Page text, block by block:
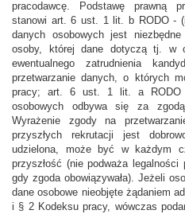
pracodawcę. Podstawę prawną
stanowi art. 6 ust. 1 lit. b RODO -
danych osobowych jest
osoby, której dane dotyczą tj. w
ewentualnego zatrudnienia
przetwarzanie danych, o których
pracy; art. 6 ust. 1 lit. a RODO
osobowych odbywa się za
Wyrażenie zgody na
przyszłych rekrutacji jest
udzielona, może być w każdym
przyszłość (nie podważa
gdy zgoda obowiązywała). Jeżeli
dane osobowe nieobjęte żądaniem
i § 2 Kodeksu pracy, wówczas